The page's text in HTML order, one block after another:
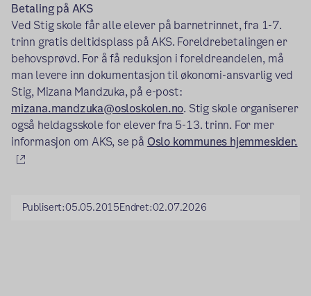
Betaling på AKS
Ved Stig skole får alle elever på barnetrinnet, fra 1-7.
trinn gratis deltidsplass på AKS. Foreldrebetalingen er
behovsprøvd. For å få reduksjon i foreldreandelen, må
man levere inn dokumentasjon til økonomi-ansvarlig ved
Stig, Mizana Mandzuka, på e-post:
mizana.mandzuka@osloskolen.no. Stig skole organiserer
også heldagsskole for elever fra 5-13. trinn. For mer
informasjon om AKS, se på Oslo kommunes hjemmesider.
(ekstern lenke)
Publisert:05.05.2015Endret:02.07.2026